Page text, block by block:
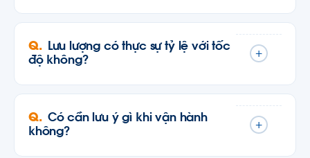
Lưu lượng có thực sự tỷ lệ với tốc
độ không?
+
Có cần lưu ý gì khi vận hành
không?
+